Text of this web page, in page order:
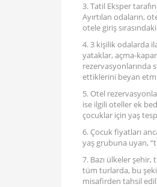
3. Tatil Eksper
Ayırtılan odaların,
otele giriş
4. 3 kişilik odalarda
yataklar, açma-
rezervasyonlarında
ettiklerini beyan
5. Otel
ise ilgili oteller ek
çocuklar için yaş
6. Çocuk fiyatları
yaş grubuna uyan,
7. Bazı ülkeler
tüm turlarda, bu
misafirden tahsil